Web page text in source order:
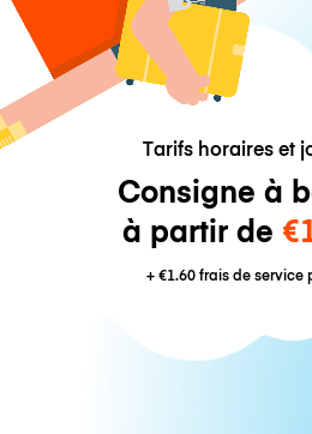
Tarifs horaires et
Consigne à
à partir de
+€1.60frais de service